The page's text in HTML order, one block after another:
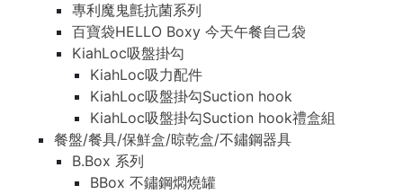
專利魔鬼氈抗菌系列
百寶袋HELLO Boxy 今天午餐自己袋
KiahLoc吸盤掛勾
KiahLoc吸力配件
KiahLoc吸盤掛勾Suction hook
KiahLoc吸盤掛勾Suction hook禮盒組
餐盤/餐具/保鮮盒/晾乾盒/不鏽鋼器具
B.Box 系列
BBox 不鏽鋼燜燒罐